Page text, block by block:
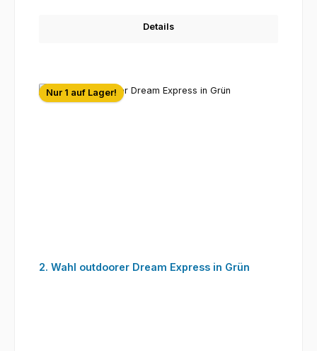
Details
Nur 1 auf Lager!
2. Wahl outdoorer Dream Express in Grün